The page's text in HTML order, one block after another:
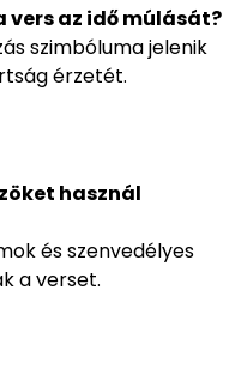
vers az idő múlását?
szimbóluma jelenik
érzetét.
használ
és szenvedélyes
a verset.